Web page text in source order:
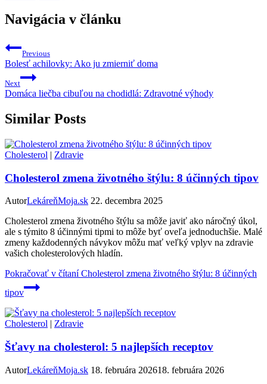
Navigácia v článku
Previous
Bolesť achilovky: Ako ju zmierniť doma
Next
Domáca liečba cibuľou na chodidlá: Zdravotné výhody
Similar Posts
Cholesterol | Zdravie
Cholesterol zmena životného štýlu: 8 účinných tipov
AutorLekáreňMoja.sk 22. decembra 2025
Cholesterol zmena životného štýlu sa môže javiť ako náročný úkol,
ale s týmito 8 účinnými tipmi to môže byť oveľa jednoduchšie. Malé
zmeny každodenných návykov môžu mať veľký vplyv na zdravie
vašich cholesterolových hladín.
Pokračovať v čítaníCholesterol zmena životného štýlu: 8 účinných
tipov
Cholesterol | Zdravie
Šťavy na cholesterol: 5 najlepších receptov
AutorLekáreňMoja.sk 18. februára 202618. februára 2026